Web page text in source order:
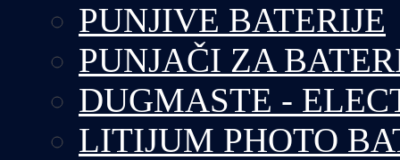
PUNJIVE BATERIJE
PUNJAČI ZA
DUGMASTE -
LITIJUM PHOTO